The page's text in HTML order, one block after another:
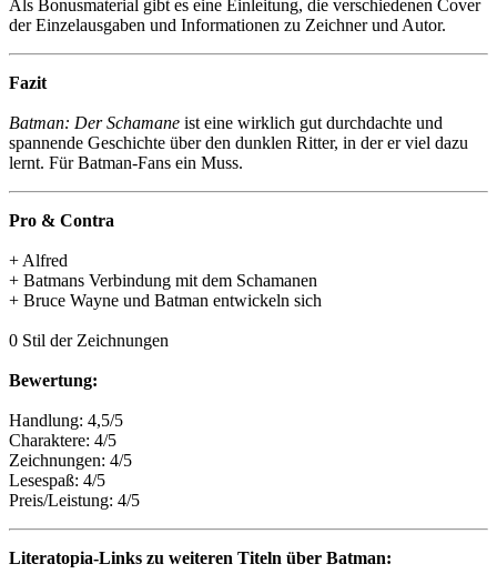
Als Bonusmaterial gibt es eine Einleitung, die verschiedenen Cover
der Einzelausgaben und Informationen zu Zeichner und Autor.
Fazit
Batman: Der Schamane ist eine wirklich gut durchdachte und
spannende Geschichte über den dunklen Ritter, in der er viel dazu
lernt. Für Batman-Fans ein Muss.
Pro & Contra
+ Alfred
+ Batmans Verbindung mit dem Schamanen
+ Bruce Wayne und Batman entwickeln sich
0 Stil der Zeichnungen
Bewertung:
Handlung: 4,5/5
Charaktere: 4/5
Zeichnungen: 4/5
Lesespaß: 4/5
Preis/Leistung: 4/5
Literatopia-Links zu weiteren Titeln über Batman: